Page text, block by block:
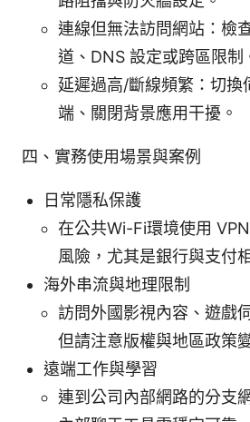
連線但無法訪問網站：檢
道、DNS 設定或跨區限制
延遲過高/斷線頻繁：切換
端、關閉背景應用干擾。
四、實務使用場景與案例
日常隱私保護
在公共Wi-Fi環境使用
風險，尤其是銀行與支付
海外串流與地理限制
訪問外國影視內容、遊戲
但請注意版權與地區政策
遠端工作與學習
連到公司內部網路的分支